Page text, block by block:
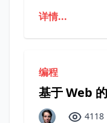
详情...
编程
基于 Web
4118